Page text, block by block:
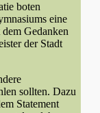
boten
eine
Gedanken
der Stadt
sollten. Dazu
Statement